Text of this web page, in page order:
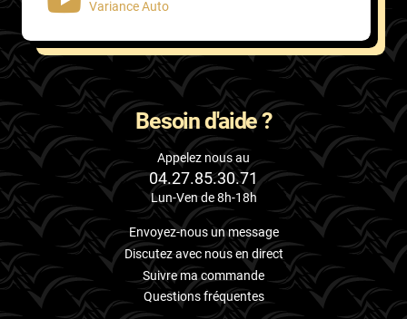
Variance Auto
Besoin d'aide ?
Appelez nous au
04.27.85.30.71
Lun-Ven de 8h-18h
Envoyez-nous un message
Discutez avec nous en direct
Suivre ma commande
Questions fréquentes